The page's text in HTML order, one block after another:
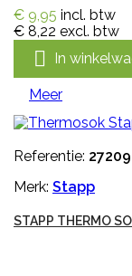
€ 9,95 incl. btw
€ 8,22 excl. btw
 In
Meer
Referentie:
Merk: Stapp
STAPP THERMO